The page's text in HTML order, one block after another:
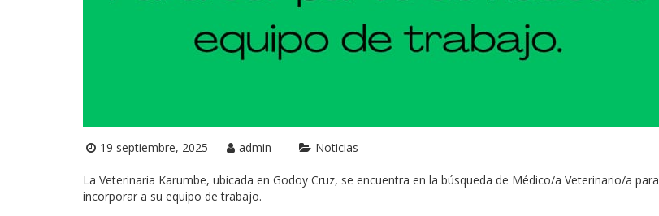
19 septiembre, 2025 admin Noticias
La Veterinaria Karumbe, ubicada en Godoy Cruz, se encuentra en la búsqueda de Médico/a Veterinario/a para
incorporar a su equipo de trabajo.